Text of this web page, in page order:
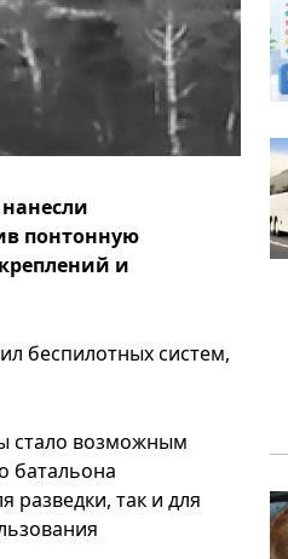
понтонную
и
беспилотных систем,
стало возможным
батальона
разведки, так и для